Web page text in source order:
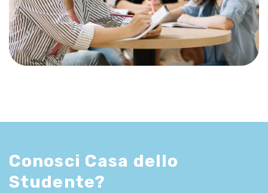
Conosci Casa dello
Studente?